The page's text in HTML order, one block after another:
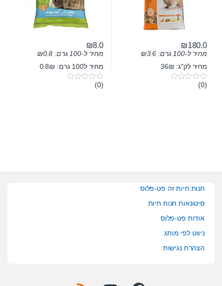
₪180.0
מחיר ל-100 גרם: ₪3.6
מחיר לק"ג: 36₪
0(0)
₪8.0
מחיר ל-100 גרם: ₪0.8
מחיר ל100 גרם: 0.8₪
0(0)
חנות חיות זה פט-פלוס
סיטונאות חנות חיות
אודות פט-פלוס
ניווט לפי מותג
הצהרת נגישות